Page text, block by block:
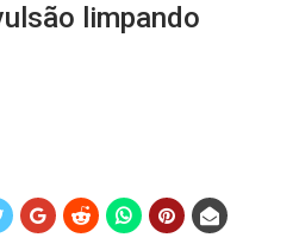
limpando